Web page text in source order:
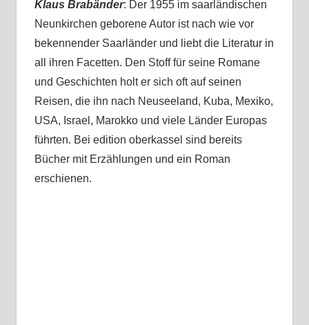
Klaus Brabänder: Der 1955 im saarländischen
Neunkirchen geborene Autor ist nach wie vor
bekennender Saarländer und liebt die Literatur in
all ihren Facetten. Den Stoff für seine Romane
und Geschichten holt er sich oft auf seinen
Reisen, die ihn nach Neuseeland, Kuba, Mexiko,
USA, Israel, Marokko und viele Länder Europas
führten. Bei edition oberkassel sind bereits
Bücher mit Erzählungen und ein Roman
erschienen.